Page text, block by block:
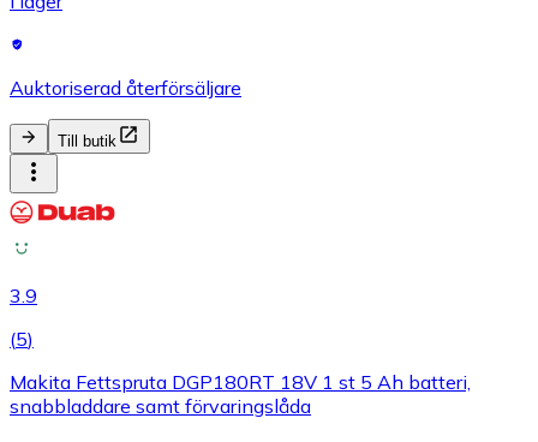
Auktoriserad återförsäljare
Till butik
3.9
(5)
Makita Fettspruta DGP180RT 18V 1 st 5 Ah batteri,
snabbladdare samt förvaringslåda